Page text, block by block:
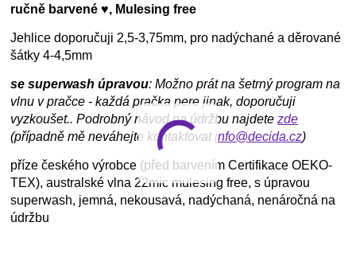
ručně barvené ♥, Mulesing free
Jehlice doporučuji 2,5-3,75mm, pro nadýchané a děrované
šátky 4-4,5mm
se superwash úpravou: Možno prát na šetrný program na
vlnu v pračce - každá pračka pere jinak, doporučuji
vyzkoušet.. Podrobný návod na údržbu najdetezde
(případně mě neváhejte kontaktovatinfo@decida.cz)
příze českého výrobce (před barvením Certifikace OEKO-
TEX), australské vlna 22mic mulesing free, s úpravou
superwash, jemná, nekousavá, nadýchaná, nenáročná na
údržbu